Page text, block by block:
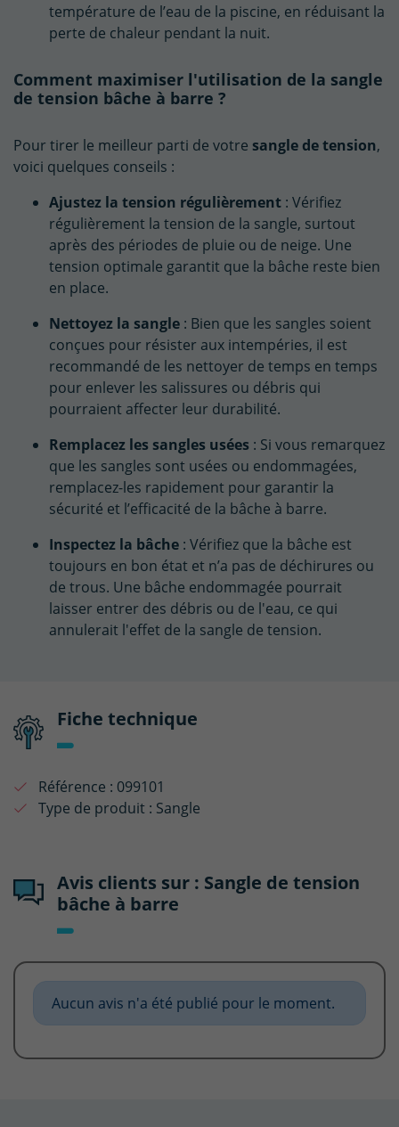
température de l’eau de la piscine, en réduisant la
perte de chaleur pendant la nuit.
Comment maximiser l'utilisation de la sangle
de tension bâche à barre ?
Pour tirer le meilleur parti de votre sangle de tension,
voici quelques conseils :
Ajustez la tension régulièrement : Vérifiez
régulièrement la tension de la sangle, surtout
après des périodes de pluie ou de neige. Une
tension optimale garantit que la bâche reste bien
en place.
Nettoyez la sangle : Bien que les sangles soient
conçues pour résister aux intempéries, il est
recommandé de les nettoyer de temps en temps
pour enlever les salissures ou débris qui
pourraient affecter leur durabilité.
Remplacez les sangles usées : Si vous remarquez
que les sangles sont usées ou endommagées,
remplacez-les rapidement pour garantir la
sécurité et l’efficacité de la bâche à barre.
Inspectez la bâche : Vérifiez que la bâche est
toujours en bon état et n’a pas de déchirures ou
de trous. Une bâche endommagée pourrait
laisser entrer des débris ou de l'eau, ce qui
annulerait l'effet de la sangle de tension.
Fiche technique
Référence : 099101
Type de produit : Sangle
Avis clients sur : Sangle de tension
bâche à barre
Aucun avis n'a été publié pour le moment.